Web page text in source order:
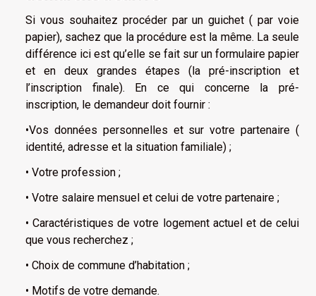
Si vous souhaitez procéder par un guichet ( par voie
papier), sachez que la procédure est la même. La seule
différence ici est qu’elle se fait sur un formulaire papier
et en deux grandes étapes (la pré-inscription et
l’inscription finale). En ce qui concerne la pré-
inscription, le demandeur doit fournir :
•Vos données personnelles et sur votre partenaire (
identité, adresse et la situation familiale) ;
• Votre profession ;
• Votre salaire mensuel et celui de votre partenaire ;
• Caractéristiques de votre logement actuel et de celui
que vous recherchez ;
• Choix de commune d’habitation ;
• Motifs de votre demande.